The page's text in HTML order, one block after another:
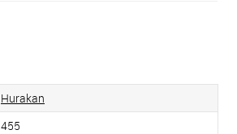
Hurakan
455